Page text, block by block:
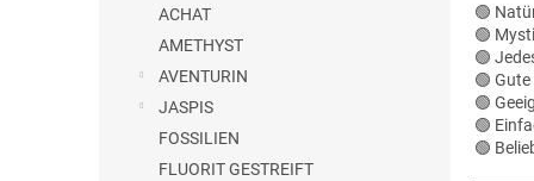
ACHAT
AMETHYST
AVENTURIN
JASPIS
FOSSILIEN
FLUORIT GESTREIFT
🟢
🟢
🟢
🟢
🟢
🟢
🟢